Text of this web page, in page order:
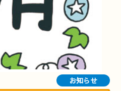
お知らせ